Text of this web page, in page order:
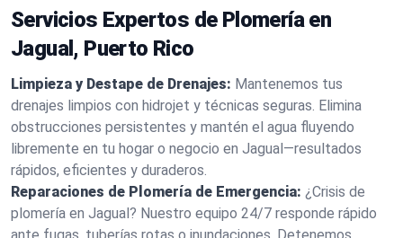
Servicios Expertos de Plomería en
Jagual, Puerto Rico
Limpieza y Destape de Drenajes: Mantenemos tus
drenajes limpios con hidrojet y técnicas seguras. Elimina
obstrucciones persistentes y mantén el agua fluyendo
libremente en tu hogar o negocio en Jagual—resultados
rápidos, eficientes y duraderos.
Reparaciones de Plomería de Emergencia: ¿Crisis de
plomería en Jagual? Nuestro equipo 24/7 responde rápido